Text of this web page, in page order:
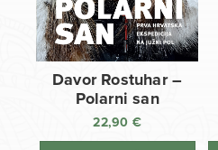
Davor Rostuhar –
Polarni san
22,90 €